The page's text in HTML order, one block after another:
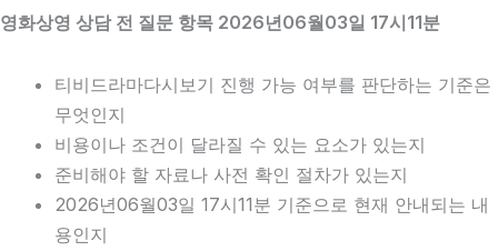
영화상영 상담 전 질문 항목 2026년06월03일 17시11분
티비드라마다시보기 진행 가능 여부를 판단하는 기준은
무엇인지
비용이나 조건이 달라질 수 있는 요소가 있는지
준비해야 할 자료나 사전 확인 절차가 있는지
2026년06월03일 17시11분 기준으로 현재 안내되는 내
용인지